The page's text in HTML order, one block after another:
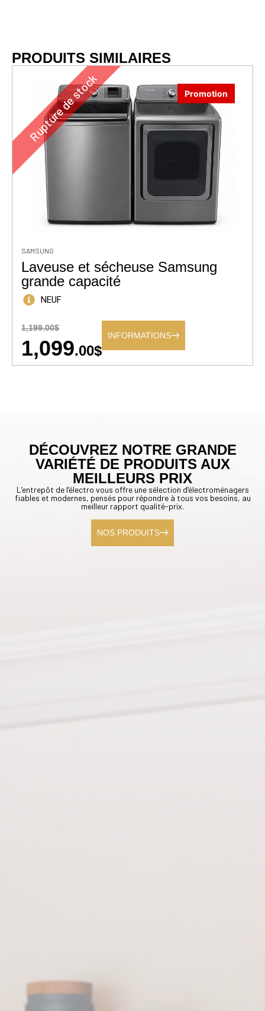
PRODUITS SIMILAIRES
Rupture de stock Promotion
SAMSUNG
Laveuse et sécheuse Samsung
grande capacité
NEUF
1,199.00$
1,099.00$
INFORMATIONS
DÉCOUVREZ NOTRE GRANDE
VARIÉTÉ DE PRODUITS AUX
MEILLEURS PRIX
L’entrepôt de l’électro vous offre une sélection d’électroménagers
fiables et modernes, pensés pour répondre à tous vos besoins, au
meilleur rapport qualité-prix.
NOS PRODUITS